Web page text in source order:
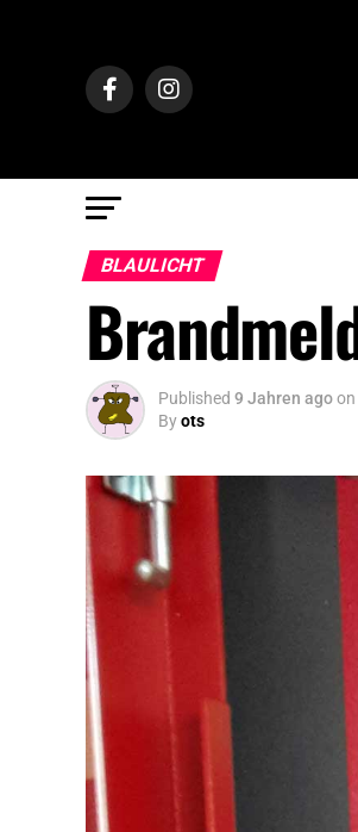
BLAULICHT
Published 9 Jahren agoon
Byots